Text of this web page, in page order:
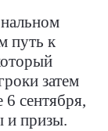
путь к
затем
6 сентября,
и призы.